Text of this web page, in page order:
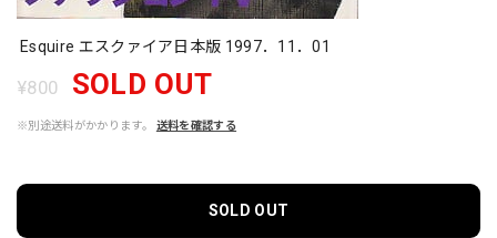
Esquire エスクァイア日本版 1997．11．01
¥800 SOLD OUT
※別途送料がかかります。 送料を確認する
SOLD OUT